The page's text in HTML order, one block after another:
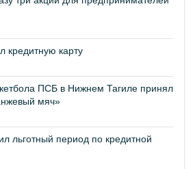
кредитную карту
ПСБ в Нижнем Тагиле принял
мяч»
льготный период по кредитной